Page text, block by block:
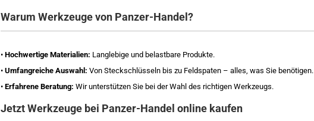
Warum Werkzeuge von Panzer-Handel?
• Hochwertige Materialien: Langlebige und belastbare Produkte.
• Umfangreiche Auswahl: Von Steckschlüsseln bis zu Feldspaten – alles, was Sie benötigen.
• Erfahrene Beratung: Wir unterstützen Sie bei der Wahl des richtigen Werkzeugs.
Jetzt Werkzeuge bei Panzer-Handel online kaufen